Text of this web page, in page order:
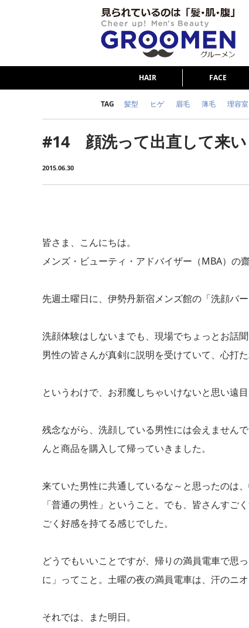
HAIR FACE
TAG 髪型 ヒゲ 眉毛 薄毛 理容室
テストステロン
#14 顔洗って出直して来い
2015.06.30
皆さま、こんにちは。
メンズ・ビューティ・アドバイザー（MBA）の齋
先週土曜日に、伊勢丹新宿メンズ館の「洗顔バ
洗顔体験はしないまでも、現場でちょっとお話
男性の皆さんが真剣に説明を受けていて、心打
というわけで、お邪魔しちゃいけないと思い遠目
残念ながら、洗顔している男性には会えません
んと商品を購入して帰っていきました。
来ていた男性に共通しているな～と思ったのは
「普通の男性」ということ。でも、皆さんす
ごく好感を持てる感じでした。
どうでもいいことですが、帰りの満員電車で思
に」ってこと。土曜の夜の満員電車は、汗のニ
それでは、また明日。